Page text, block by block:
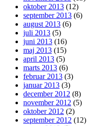
oktober 2013 (12)
september 2013 (6)
august 2013 (6)
juli 2013 (5)
juni 2013 (16)
maj 2013 (15)
april 2013 (5)
marts 2013 (6)
februar 2013 (3)
januar 2013 (3)
december 2012 (8)
november 2012 (5)
oktober 2012 (2)
september 2012 (12)